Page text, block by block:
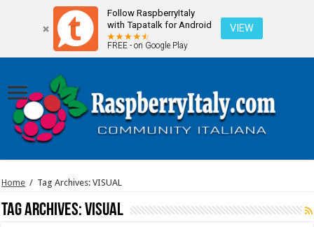
Follow RaspberryItaly
with Tapatalk for Android
FREE - on Google Play
VIEW
Home / Tag Archives: VISUAL
Tag Archives:VISUAL